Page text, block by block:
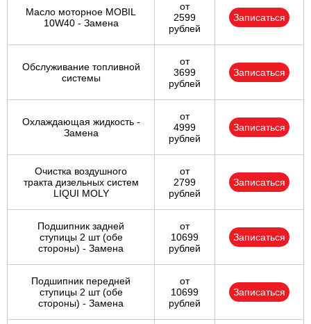
Масло моторное MOBIL
10W40 - Замена
от
2599
рублей
Записаться
Обслуживание топливной
системы
от
3699
рублей
Записаться
Охлаждающая жидкость -
Замена
от
4999
рублей
Записаться
Очистка воздушного
тракта дизельных систем
LIQUI MOLY
от
2799
рублей
Записаться
Подшипник задней
ступицы 2 шт (обе
стороны) - Замена
от
10699
рублей
Записаться
Подшипник передней
ступицы 2 шт (обе
стороны) - Замена
от
10699
рублей
Записаться